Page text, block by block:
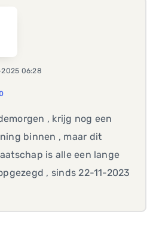
2025 06:28
, krijg nog een
binnen , maar dit
is alle een lange
, sinds 22-11-2023